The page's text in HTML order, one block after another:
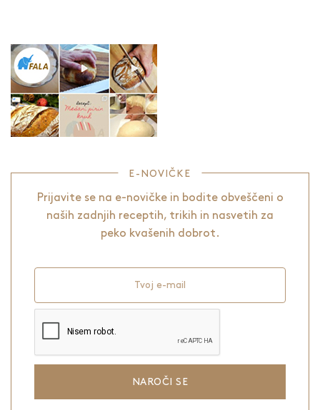
E-NOVIČKE
Prijavite se na e-novičke in bodite obveščeni o
naših zadnjih receptih, trikih in nasvetih za
peko kvašenih dobrot.
Tvoj e-mail
NAROČI SE